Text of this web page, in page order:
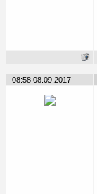
08:58 08.09.2017